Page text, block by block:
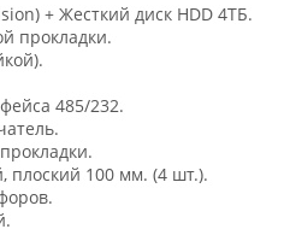
+ Жесткий диск HDD 4ТБ.
прокладки.
485/232.
плоский 100 мм. (4 шт.).